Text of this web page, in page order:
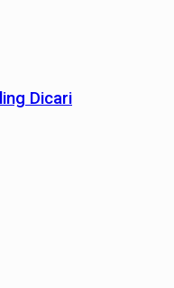
Dicari